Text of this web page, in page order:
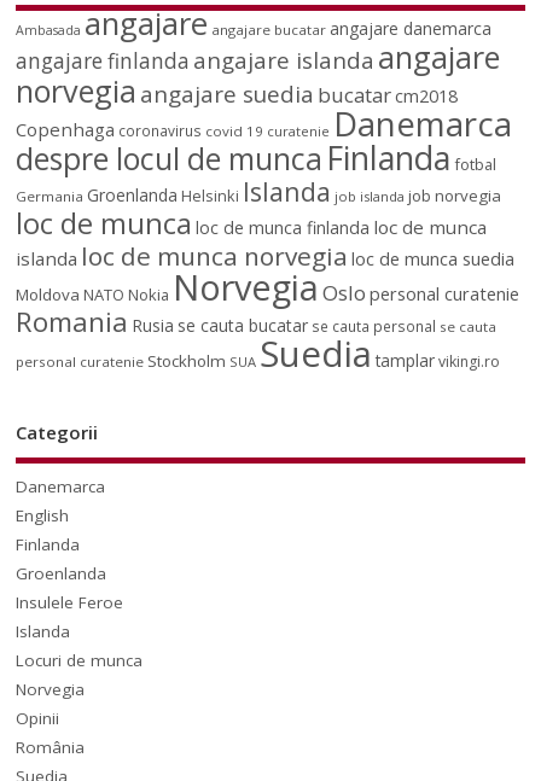
Ambasada angajare angajare bucatar angajare danemarca
angajare finlanda angajare islanda angajare
norvegia angajare suedia bucatarcm2018
Copenhaga coronavirus covid 19 curatenie Danemarca
despre locul de munca Finlanda fotbal
Germania Groenlanda Helsinki Islanda job islanda job norvegia
loc de munca loc de munca finlanda loc de munca
islanda loc de munca norvegia loc de munca suedia
Moldova NATO Nokia NorvegiaOslo personal curatenie
Romania Rusia se cauta bucatar se cauta personal se cauta
personal curatenie Stockholm SUA Suedia tamplar vikingi.ro
Categorii
Danemarca
English
Finlanda
Groenlanda
Insulele Feroe
Islanda
Locuri de munca
Norvegia
Opinii
România
Suedia